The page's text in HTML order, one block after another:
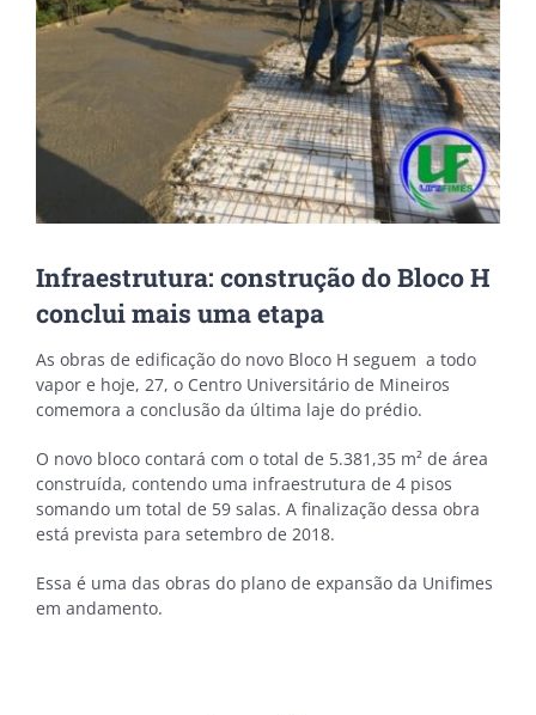
Infraestrutura: construção do Bloco H
conclui mais uma etapa
As obras de edificação do novo Bloco H seguem a todo
vapor e hoje, 27, o Centro Universitário de Mineiros
comemora a conclusão da última laje do prédio.
O novo bloco contará com o total de 5.381,35 m² de área
construída, contendo uma infraestrutura de 4 pisos
somando um total de 59 salas. A finalização dessa obra
está prevista para setembro de 2018.
Essa é uma das obras do plano de expansão da Unifimes
em andamento.